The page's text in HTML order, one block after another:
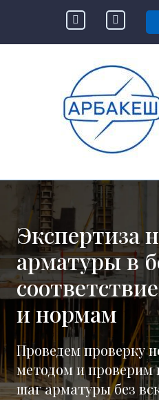
Экспертиза
арматуры в
и нормам
Проведем проверку
методом и проверим
шаг арматуры без